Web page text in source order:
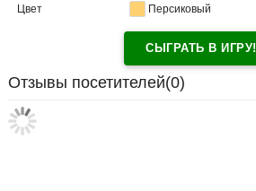
Цвет Персиковый
СЫГРАТЬ В ИГРУ!
Отзывы посетителей(0)